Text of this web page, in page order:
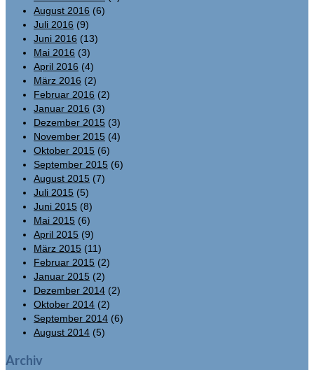
August 2016 (6)
Juli 2016 (9)
Juni 2016 (13)
Mai 2016 (3)
April 2016 (4)
März 2016 (2)
Februar 2016 (2)
Januar 2016 (3)
Dezember 2015 (3)
November 2015 (4)
Oktober 2015 (6)
September 2015 (6)
August 2015 (7)
Juli 2015 (5)
Juni 2015 (8)
Mai 2015 (6)
April 2015 (9)
März 2015 (11)
Februar 2015 (2)
Januar 2015 (2)
Dezember 2014 (2)
Oktober 2014 (2)
September 2014 (6)
August 2014 (5)
Archiv